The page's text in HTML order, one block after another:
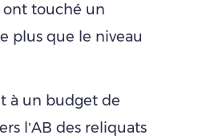
ont touché un
plus que le niveau
à un budget de
l’AB des reliquats